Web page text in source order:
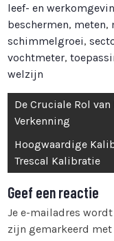
leef- en
beschermen, meten,
schimmelgroei,
vochtmeter,
welzijn
Bericht
navigatie
De Cruciale Rol
Verkenning
Hoogwaardige
Trescal Kalibratie
Geef een reactie
Je e-mailadres
zijn gemarkeerd met